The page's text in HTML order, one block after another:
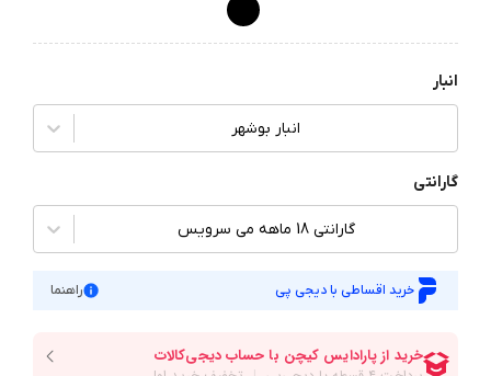
انبار
انبار بوشهر
گارانتی
گارانتی 18 ماهه می سرویس
خرید اقساطی با دیجی پی راهنما